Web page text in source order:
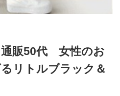
販50代 女性のお
リトルブラック＆